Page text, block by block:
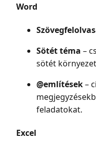
Word
Sötét téma –
sötét
@említések–
feladatokat.
Excel